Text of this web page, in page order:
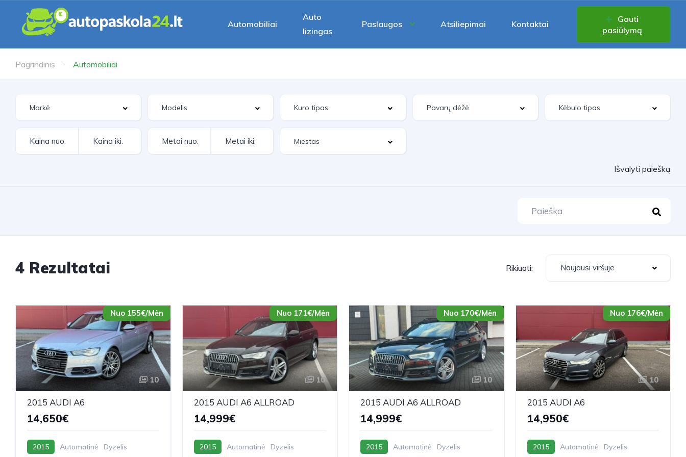
Automobiliai
Auto
lizingas
Paslaugos Atsiliepimai Kontaktai
Gauti
pasiūlymą
Pagrindinis Automobiliai
Išvalyti paiešką
4 Rezultatai Rikiuoti: Naujausi viršuje
Nuo 155€/Mėn
10
2015 AUDI A6
14,650€
2015 Automatinė Dyzelis
Nuo 171€/Mėn
10
2015 AUDI A6 ALLROAD
14,999€
2015 Automatinė Dyzelis
Nuo 170€/Mėn
10
2015 AUDI A6 ALLROAD
14,999€
2015 Automatinė Dyzelis
Nuo 176€/Mėn
10
2015 AUDI A6
14,950€
2015 Automatinė Dyzelis